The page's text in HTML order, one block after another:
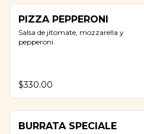
PIZZA PEPPERONI
Salsa de jitomate, mozzarella y
pepperoni.
$330.00
BURRATA SPECIALE